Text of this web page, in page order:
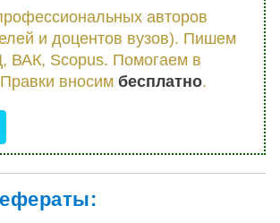
авторов
и доцентов вузов). Пишем
ВАК, Scopus. Помогаем в
вносим бесплатно.